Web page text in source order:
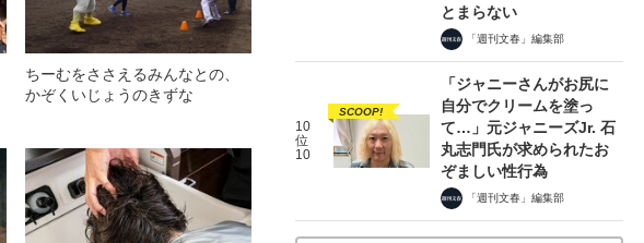
ちーむをささえるみんなとの、
かぞくいじょうのきずな
とまらない
「週刊文春」編集部
10
位
10
SCOOP!
「ジャニーさんがお尻に
自分でクリームを塗っ
て…」元ジャニーズJr. 石
丸志門氏が求められたお
ぞましい性行為
「週刊文春」編集部